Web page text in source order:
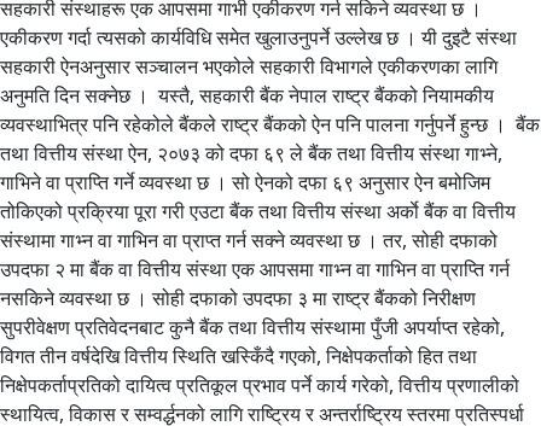
सहकारी संस्थाहरू एक आपसमा गाभी एकीकरण गर्न सकिने व्यवस्था छ ।
एकीकरण गर्दा त्यसको कार्यविधि समेत खुलाउनुपर्ने उल्लेख छ । यी दुइटै संस्था
सहकारी ऐनअनुसार सञ्चालन भएकोले सहकारी विभागले एकीकरणका लागि
अनुमति दिन सक्नेछ । यस्तै, सहकारी बैंक नेपाल राष्ट्र बैंकको नियामकीय
व्यवस्थाभित्र पनि रहेकोले बैंकले राष्ट्र बैंकको ऐन पनि पालना गर्नुपर्ने हुन्छ । बैंक
तथा वित्तीय संस्था ऐन, २०७३ को दफा ६९ ले बैंक तथा वित्तीय संस्था गाभ्ने,
गाभिने वा प्राप्ति गर्ने व्यवस्था छ । सो ऐनको दफा ६९ अनुसार ऐन बमोजिम
तोकिएको प्रक्रिया पूरा गरी एउटा बैंक तथा वित्तीय संस्था अर्काे बैंक वा वित्तीय
संस्थामा गाभ्न वा गाभिन वा प्राप्त गर्न सक्ने व्यवस्था छ । तर, सोही दफाको
उपदफा २ मा बैंक वा वित्तीय संस्था एक आपसमा गाभ्न वा गाभिन वा प्राप्ति गर्न
नसकिने व्यवस्था छ । सोही दफाको उपदफा ३ मा राष्ट्र बैंकको निरीक्षण
सुपरीवेक्षण प्रतिवेदनबाट कुनै बैंक तथा वित्तीय संस्थामा पुँजी अपर्याप्त रहेको,
विगत तीन वर्षदेखि वित्तीय स्थिति खस्किँदै गएको, निक्षेपकर्ताको हित तथा
निक्षेपकर्ताप्रतिको दायित्व प्रतिकूल प्रभाव पर्ने कार्य गरेको, वित्तीय प्रणालीको
स्थायित्व, विकास र सम्वर्द्धनको लागि राष्ट्रिय र अन्तर्राष्ट्रिय स्तरमा प्रतिस्पर्धा